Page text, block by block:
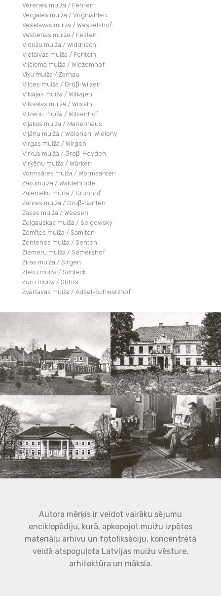
Vērenes muiža / Fehren
Vērgales muiža / Virginahlen
Veselavas muiža / Wesselshof
Vestienas muiža / Festen
Vidrižu muiža / Widdrisch
Vietalvas muiža / Fehteln
Vijciema muiža / Wiezemhof
Vīķu muiža / Zarnau
Vilces muiža / Groβ-Wilzen
Vilkājas muiža / Wilkajen
Vilksalas muiža / Wilxaln
Vilzēnu muiža / Wilsenhof
Viļakas muiža / Marienhaus
Viļānu muiža / Welonen, Wielony
Virgas muiža / Wirgen
Virkus muiža / Groβ-Heyden
Virķēnu muiža / Würken
Vormsātes muiža / Wormsahten
Zaķumuiža / Waldenrode
Zaļenieku muiža / Grünhof
Zantes muiža / Groβ-Santen
Zasas muiža / Weesen
Zelgauskas muiža / Selgowsky
Zemītes muiža / Samiten
Zentenes muiža / Senten
Ziemeru muiža / Semershof
Ziras muiža / Sirgen
Zlēku muiža / Schleck
Zūru muiža / Suhrs
Zvārtavas muiža / Adsel-Schwarzhof
Autora mērķis ir veidot vairāku sējumu
enciklopēdiju, kurā, apkopojot muižu izpētes
materiālu arhīvu un fotofiksāciju, koncentrētā
veidā atspoguļota Latvijas muižu vēsture,
arhitektūra un māksla.